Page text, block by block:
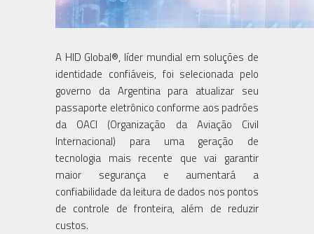
A HID Global®, líder mundial em soluções de
identidade confiáveis, foi selecionada pelo
governo da Argentina para atualizar seu
passaporte eletrônico conforme aos padrões
da OACI (Organização da Aviação Civil
Internacional) para uma geração de
tecnologia mais recente que vai garantir
maior segurança e aumentará a
confiabilidade da leitura de dados nos pontos
de controle de fronteira, além de reduzir
custos.